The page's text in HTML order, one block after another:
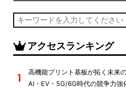
アクセスランキング
高機能プリント基板が拓く未来の
AI・EV・5G/6G時代の競争力強